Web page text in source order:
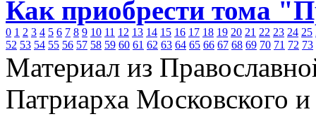
Как приобрести тома
0 1 2 3 4 5 6 7 8 9 10 11 12 13 14 15 16 17 18 19 20 21 22 23 24 25
52 53 54 55 56 57 58 59 60 61 62 63 64 65 66 67 68 69 70 71 72 73
Материал из
Патриарха Московского